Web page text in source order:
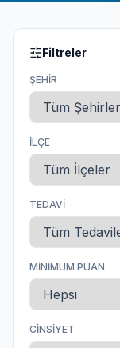
Filtreler
ŞEHIR
İLÇE
TEDAVI
MINIMUM PUAN
CINSIYET